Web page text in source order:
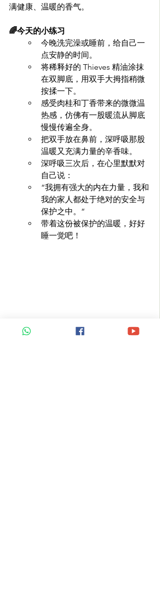
满健康、温暖的香气。
🌈今天的小练习
今晚洗完澡或睡前，给自己一
点安静的时间。
将稀释好的 Thieves 精油涂抹
在双脚底，用双手大拇指稍微
按揉一下。
感受肉桂和丁香带来的微微温
热感，仿佛有一股暖流从脚底
慢慢传遍全身。
把双手放在鼻前，深呼吸那股
温暖又充满力量的辛香味。
深呼吸三次后，在心里默默对
自己说：
“我拥有强大的内在力量，我和
我的家人都处于绝对的安全与
保护之中。”
带着这份被保护的温暖，好好
睡一觉吧！